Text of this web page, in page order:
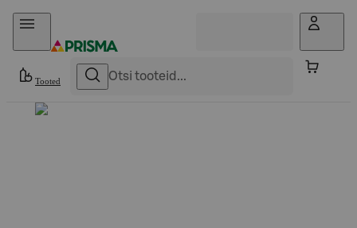
Otse sisu juurde
Tooted